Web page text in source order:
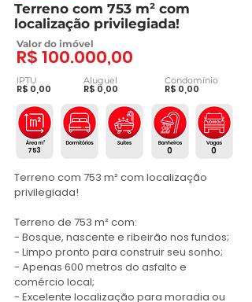
Terreno com 753 m² com
localização privilegiada!
Valor do imóvel
R$ 100.000,00
IPTU
R$ 0,00
Aluguel
R$ 0,00
Condomínio
R$ 0,00
0 0
753
Terreno com 753 m² com localização
privilegiada!
Terreno de 753 m² com:
- Bosque, nascente e ribeirão nos fundos;
- Limpo pronto para construir seu sonho;
- Apenas 600 metros do asfalto e
comércio local;
- Excelente localização para moradia ou